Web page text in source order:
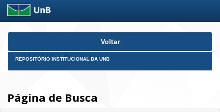
Skip
Voltar
REPOSITÓRIO INSTITUCIONAL DA UNB
Página de Busca